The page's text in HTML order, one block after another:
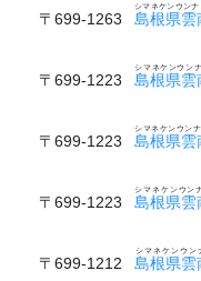
〒699-1263 島根県雲
シマネケンウン
〒699-1223 島根県雲
シマネケンウン
〒699-1223 島根県雲
シマネケンウン
〒699-1223 島根県雲
シマネケンウン
〒699-1212 島根県雲
シマネケンウン